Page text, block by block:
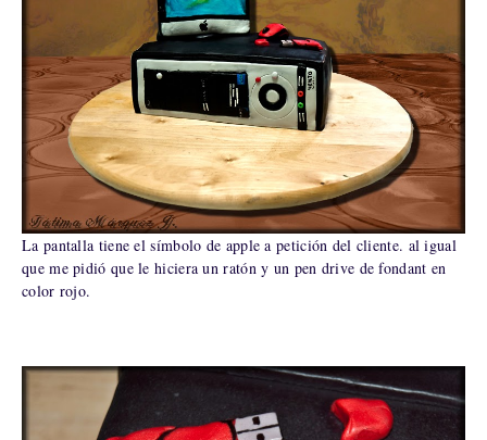
La pantalla tiene el símbolo de apple a petición del cliente. al igual
que me pidió que le hiciera un ratón y un pen drive de fondant en
color rojo.